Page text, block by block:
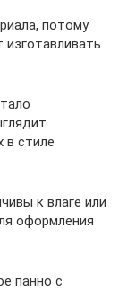
потому
в стиле
к влаге или
оформления
панно с